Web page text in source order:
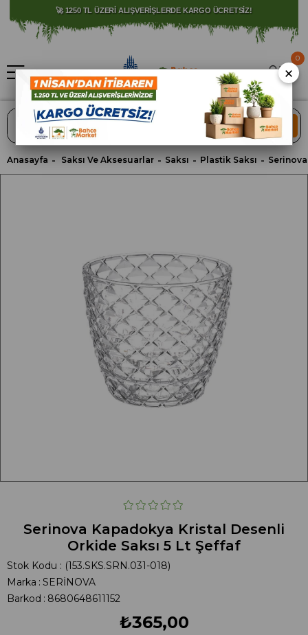
🚀 1250 TL ÜZERİ ALIŞVERİŞLERDE KARGO ÜCRETSİZ!
⚠️ SATIŞLARIMIZ YALNIZCA İSTANBUL İLİ İLE SINIRLIDIR.
ARA
0
Anasayfa Saksı Ve Aksesuarlar Saksı Plastik Saksı
Serinova Kapadokya Kristal Desenli
Orkide Saksı 5 Lt Şeffaf
Stok Kodu
(153.SKS.SRN.031-018)
Marka : SERİNOVA
Barkod : 8680648611152
₺365,00
×